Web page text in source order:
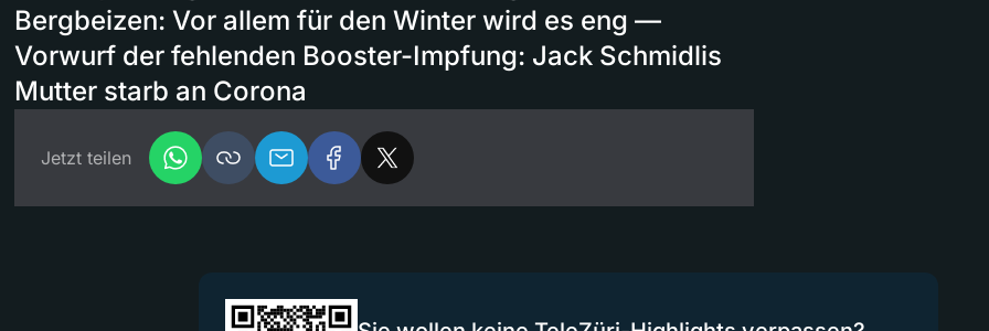
Bergbeizen: Vor allem für den Winter wird es eng —
Vorwurf der fehlenden Booster-Impfung: Jack Schmidlis
Mutter starb an Corona
Jetzt teilen